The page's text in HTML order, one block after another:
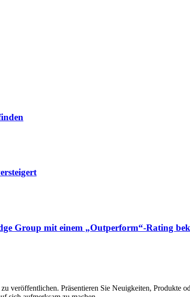
Group mit einem „Outperform“-Rating
veröffentlichen. Präsentieren Sie Neuigkeiten, Produkte